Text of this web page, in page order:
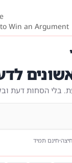
Win an Argument.
בלי הסחות דעת
חינם תמיד